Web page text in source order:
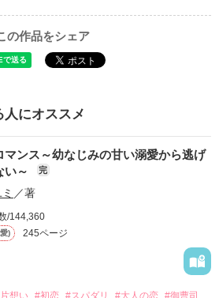
の作品をシェア
人にオススメ
マンス～幼なじみの甘い溺愛から逃げ
い～
完
／著
/144,360
) 245ページ
想い #初恋 #スパダリ #大人の恋 #御曹司